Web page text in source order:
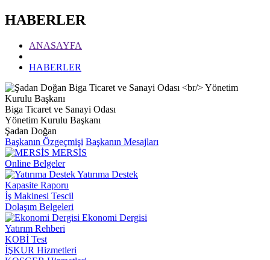
HABERLER
ANASAYFA
HABERLER
Biga Ticaret ve Sanayi Odası
Yönetim Kurulu Başkanı
Şadan Doğan
Başkanın Özgeçmişi Başkanın Mesajları
MERSİS
Online Belgeler
Yatırıma Destek
Kapasite Raporu
İş Makinesi Tescil
Dolaşım Belgeleri
Ekonomi Dergisi
Yatırım Rehberi
KOBİ Test
İŞKUR Hizmetleri